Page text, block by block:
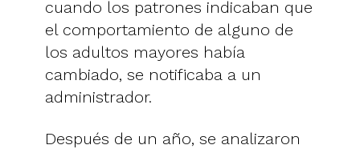
cuando los patrones indicaban que
el comportamiento de alguno de
los adultos mayores había
cambiado, se notificaba a un
administrador.
Después de un año, se analizaron